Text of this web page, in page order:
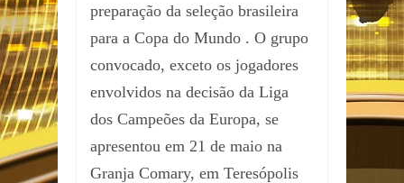
preparação da seleção brasileira
para a Copa do Mundo . O grupo
convocado, exceto os jogadores
envolvidos na decisão da Liga
dos Campeões da Europa, se
apresentou em 21 de maio na
Granja Comary, em Teresópolis